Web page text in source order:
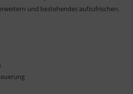
und bestehendes aufzufrischen.